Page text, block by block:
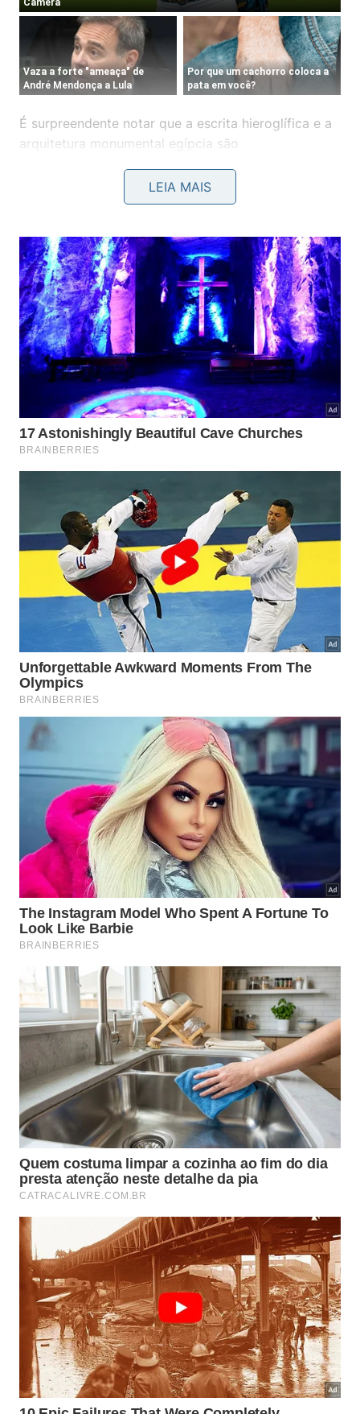
É surpreendente notar que a escrita hieroglífica e a
arquitetura monumental egípcia são
exclusivamente à pré-história profunda. Portanto, a
linha do tempo global mostra que o passado
mesmo calendário terrestre por séculos.
O vídeo apresenta detalhes visuais sobre como
esses gigantes peludos viviam isolados enquanto o
Egito florescia sob o sol do deserto no canalMuitos
Querem Saber do TikTok :
@muitosqueremsaber
Você sabia que os mamutes lanosos ainda estavam
vivos quando a Grande Pirâmide de Gizé foi
construída?#curiosidades #mamute #egitoantigo
#aprendanotiktok
♬ som original – Muitos Querem Saber 🔍 – Muitos
Querem Saber 🔍
Por que a extinção final demorou?
isolamento total em ilhas remotas serviu como
uma barreira natural contra as pressões externas
que causaram o colapso das manadas continentais.
Adicionalmente, a falta de contato com grupos
humanos caçadores permitiu que o ciclo
reprodutivo continuasse sem interrupções por
quase quatro mil anos após o fim da era glacial.
Mudanças climáticas severas e localizadas
Isolamento geográfico em ilhas árticas
Degradação progressiva do DNA
Ausência de predadores naturais diretos
Infelizmente, a endogamia e a perda de diversidade
genética acabaram selando o destino trágico dessa
população remanescente no Ártico.
Consequentemente, os animais enfrentaram
problemas de saúde hereditários que tornaram a
sobrevivência impossível no longo prazo para
LEIA MAIS